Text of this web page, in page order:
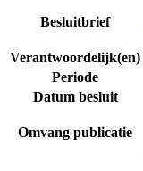
Besluitbrief
Verantwoordelijk(en)
Periode
Datum besluit
Omvang publicatie